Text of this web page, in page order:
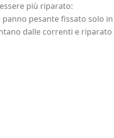
più riparato:
pesante fissato solo in
dalle correnti e riparato